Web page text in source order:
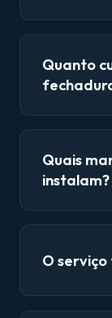
Quanto
Quais
instalam?
O